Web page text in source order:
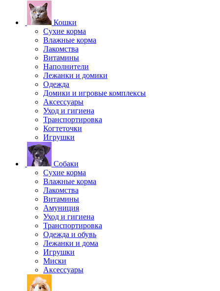
Кошки
Сухие корма
Влажные корма
Лакомства
Витамины
Наполнители
Лежанки и домики
Одежда
Домики и игровые комплексы
Аксессуары
Уход и гигиена
Транспортировка
Когтеточки
Игрушки
Собаки
Сухие корма
Влажные корма
Лакомства
Витамины
Амуниция
Уход и гигиена
Транспортировка
Одежда и обувь
Лежанки и дома
Игрушки
Миски
Аксессуары